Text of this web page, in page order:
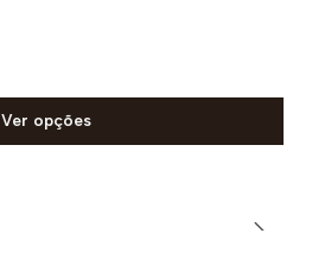
Ver opções